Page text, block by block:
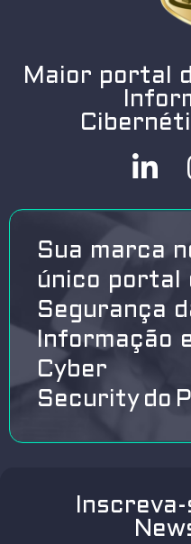
Maior portal
Sua marca
único portal
Segurança
Informação
Cyber
Security do